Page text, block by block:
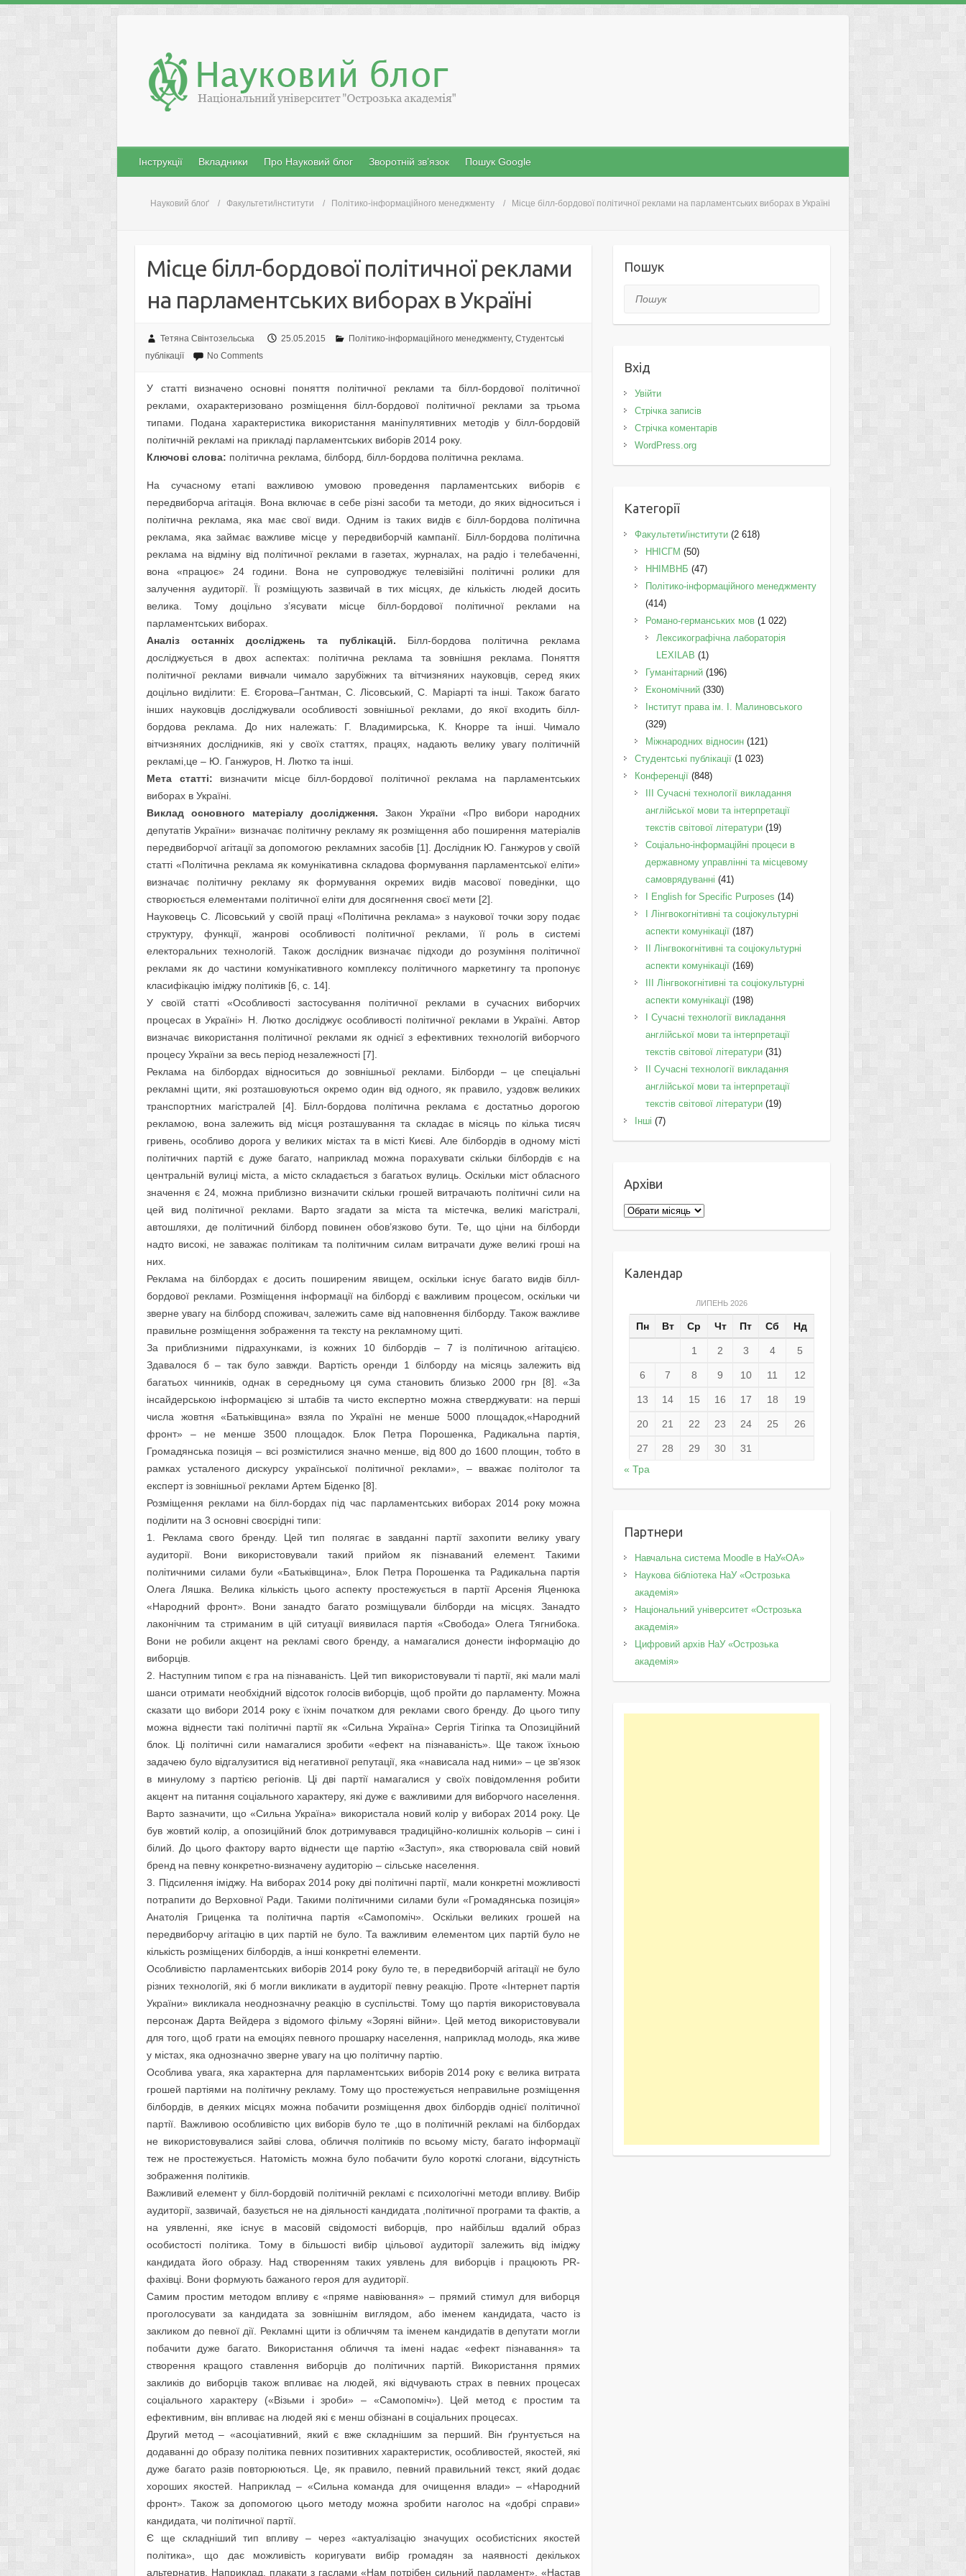
content
Інструкції Вкладники Про Науковий блог Зворотній зв’язок Пошук Google
Науковий блоґ Факультети/інститути Політико-інформаційного менеджменту Місце білл-бордової політичної реклами на парламентських виборах в Україні
Місце білл-бордової політичної реклами
на парламентських виборах в Україні
Тетяна Свінтозельська 25.05.2015 Політико-інформаційного менеджменту, Студентські
публікації
No Comments
У статті визначено основні поняття політичної реклами та білл-бордової політичної
реклами, охарактеризовано розміщення білл-бордової політичної реклами за трьома
типами. Подана характеристика використання маніпулятивних методів у білл-бордовій
політичній рекламі на прикладі парламентських виборів 2014 року.
Ключові слова: політична реклама, білборд, білл-бордова політична реклама.
На сучасному етапі важливою умовою проведення парламентських виборів є
передвиборча агітація. Вона включає в себе різні засоби та методи, до яких відноситься і
політична реклама, яка має свої види. Одним із таких видів є білл-бордова політична
реклама, яка займає важливе місце у передвиборчій кампанії. Білл-бордова політична
реклама на відміну від політичної реклами в газетах, журналах, на радіо і телебаченні,
вона «працює» 24 години. Вона не супроводжує телевізійні політичні ролики для
залучення аудиторії. Її розміщують зазвичай в тих місцях, де кількість людей досить
велика. Тому доцільно з’ясувати місце білл-бордової політичної реклами на
парламентських виборах.
Аналіз останніх досліджень та публікацій. Білл-бордова політична реклама
досліджується в двох аспектах: політична реклама та зовнішня реклама. Поняття
політичної реклами вивчали чимало зарубіжних та вітчизняних науковців, серед яких
доцільно виділити: Е. Єгорова–Гантман, С. Лісовський, С. Маріарті та інші. Також багато
інших науковців досліджували особливості зовнішньої реклами, до якої входить білл-
бордова реклама. До них належать: Г. Владимирська, К. Кнорре та інші. Чимало
вітчизняних дослідників, які у своїх статтях, працях, надають велику увагу політичній
рекламі,це – Ю. Ганжуров, Н. Лютко та інші.
Мета статті: визначити місце білл-бордової політичної реклама на парламентських
виборах в Україні.
Виклад основного матеріалу дослідження. Закон України «Про вибори народних
депутатів України» визначає політичну рекламу як розміщення або поширення матеріалів
передвиборчої агітації за допомогою рекламних засобів [1]. Дослідник Ю. Ганжуров у своїй
статті «Політична реклама як комунікативна складова формування парламентської еліти»
визначає політичну рекламу як формування окремих видів масової поведінки, що
створюється елементами політичної еліти для досягнення своєї мети [2].
Науковець С. Лісовський у своїй праці «Політична реклама» з наукової точки зору подає
структуру, функції, жанрові особливості політичної реклами, її роль в системі
електоральних технологій. Також дослідник визначає підходи до розуміння політичної
реклами як до частини комунікативного комплексу політичного маркетингу та пропонує
класифікацію іміджу політиків [6, с. 14].
У своїй статті «Особливості застосування політичної реклами в сучасних виборчих
процесах в Україні» Н. Лютко досліджує особливості політичної реклами в Україні. Автор
визначає використання політичної реклами як однієї з ефективних технологій виборчого
процесу України за весь період незалежності [7].
Реклама на білбордах відноситься до зовнішньої реклами. Білборди – це спеціальні
рекламні щити, які розташовуються окремо один від одного, як правило, уздовж великих
транспортних магістралей [4]. Білл-бордова політична реклама є достатньо дорогою
рекламою, вона залежить від місця розташування та складає в місяць по кілька тисяч
гривень, особливо дорога у великих містах та в місті Києві. Але білбордів в одному місті
політичних партій є дуже багато, наприклад можна порахувати скільки білбордів є на
центральній вулиці міста, а місто складається з багатьох вулиць. Оскільки міст обласного
значення є 24, можна приблизно визначити скільки грошей витрачають політичні сили на
цей вид політичної реклами. Варто згадати за міста та містечка, великі магістралі,
автошляхи, де політичний білборд повинен обов’язково бути. Те, що ціни на білборди
надто високі, не заважає політикам та політичним силам витрачати дуже великі гроші на
них.
Реклама на білбордах є досить поширеним явищем, оскільки існує багато видів білл-
бордової реклами. Розміщення інформації на білборді є важливим процесом, оскільки чи
зверне увагу на білборд споживач, залежить саме від наповнення білборду. Також важливе
правильне розміщення зображення та тексту на рекламному щиті.
За приблизними підрахунками, із кожних 10 білбордів – 7 із політичною агітацією.
Здавалося б – так було завжди. Вартість оренди 1 білборду на місяць залежить від
багатьох чинників, однак в середньому ця сума становить близько 2000 грн [8]. «За
інсайдерською інформацією зі штабів та чисто експертно можна стверджувати: на перші
числа жовтня «Батьківщина» взяла по Україні не менше 5000 площадок,«Народний
фронт» – не менше 3500 площадок. Блок Петра Порошенка, Радикальна партія,
Громадянська позиція – всі розмістилися значно менше, від 800 до 1600 площин, тобто в
рамках усталеного дискурсу української політичної реклами», – вважає політолог та
експерт із зовнішньої реклами Артем Біденко [8].
Розміщення реклами на білл-бордах під час парламентських виборах 2014 року можна
поділити на 3 основні своєрідні типи:
1. Реклама свого бренду. Цей тип полягає в завданні партії захопити велику увагу
аудиторії. Вони використовували такий прийом як пізнаваний елемент. Такими
політичними силами були «Батьківщина», Блок Петра Порошенка та Радикальна партія
Олега Ляшка. Велика кількість цього аспекту простежується в партії Арсенія Яценюка
«Народний фронт». Вони занадто багато розміщували білборди на місцях. Занадто
лаконічним та стриманим в цій ситуації виявилася партія «Свобода» Олега Тягнибока.
Вони не робили акцент на рекламі свого бренду, а намагалися донести інформацію до
виборців.
2. Наступним типом є гра на пізнаваність. Цей тип використовували ті партії, які мали малі
шанси отримати необхідний відсоток голосів виборців, щоб пройти до парламенту. Можна
сказати що вибори 2014 року є їхнім початком для реклами свого бренду. До цього типу
можна віднести такі політичні партії як «Сильна Україна» Сергія Тігіпка та Опозиційний
блок. Ці політичні сили намагалися зробити «ефект на пізнаваність». Ще також їхньою
задачею було відгалузитися від негативної репутації, яка «нависала над ними» – це зв’язок
в минулому з партією регіонів. Ці дві партії намагалися у своїх повідомлення робити
акцент на питання соціального характеру, які дуже є важливими для виборчого населення.
Варто зазначити, що «Сильна Україна» використала новий колір у виборах 2014 року. Це
був жовтий колір, а опозиційний блок дотримувався традиційно-колишніх кольорів – сині і
білий. До цього фактору варто віднести ще партію «Заступ», яка створювала свій новий
бренд на певну конкретно-визначену аудиторію – сільське населення.
3. Підсилення іміджу. На виборах 2014 року дві політичні партії, мали конкретні можливості
потрапити до Верховної Ради. Такими політичними силами були «Громадянська позиція»
Анатолія Гриценка та політична партія «Самопоміч». Оскільки великих грошей на
передвиборчу агітацію в цих партій не було. Та важливим елементом цих партій було не
кількість розміщених білбордів, а інші конкретні елементи.
Особливістю парламентських виборів 2014 року було те, в передвиборчій агітації не було
різних технологій, які б могли викликати в аудиторії певну реакцію. Проте «Інтернет партія
України» викликала неоднозначну реакцію в суспільстві. Тому що партія використовувала
персонаж Дарта Вейдера з відомого фільму «Зоряні війни». Цей метод використовували
для того, щоб грати на емоціях певного прошарку населення, наприклад молодь, яка живе
у містах, яка однозначно зверне увагу на цю політичну партію.
Особлива увага, яка характерна для парламентських виборів 2014 року є велика витрата
грошей партіями на політичну рекламу. Тому що простежується неправильне розміщення
білбордів, в деяких місцях можна побачити розміщення двох білбордів однієї політичної
партії. Важливою особливістю цих виборів було те ,що в політичній рекламі на білбордах
не використовувалися зайві слова, обличчя політиків по всьому місту, багато інформації
теж не простежується. Натомість можна було побачити було короткі слогани, відсутність
зображення політиків.
Важливий елемент у білл-бордовій політичній рекламі є психологічні методи впливу. Вибір
аудиторії, зазвичай, базується не на діяльності кандидата ,політичної програми та фактів, а
на уявленні, яке існує в масовій свідомості виборців, про найбільш вдалий образ
особистості політика. Тому в більшості вибір цільової аудиторії залежить від іміджу
кандидата його образу. Над створенням таких уявлень для виборців і працюють PR-
фахівці. Вони формують бажаного героя для аудиторії.
Самим простим методом впливу є «пряме навіювання» – прямий стимул для виборця
проголосувати за кандидата за зовнішнім виглядом, або іменем кандидата, часто із
закликом до певної дії. Рекламні щити із обличчям та іменем кандидатів в депутати могли
побачити дуже багато. Використання обличчя та імені надає «ефект пізнавання» та
створення кращого ставлення виборців до політичних партій. Використання прямих
закликів до виборців також впливає на людей, які відчувають страх в певних процесах
соціального характеру («Візьми і зроби» – «Самопоміч»). Цей метод є простим та
ефективним, він впливає на людей які є менш обізнані в соціальних процесах.
Другий метод – «асоціативний, який є вже складнішим за перший. Він ґрунтується на
додаванні до образу політика певних позитивних характеристик, особливостей, якостей, які
дуже багато разів повторюються. Це, як правило, певний правильний текст, який додає
хороших якостей. Наприклад – «Сильна команда для очищення влади» – «Народний
фронт». Також за допомогою цього методу можна зробити наголос на «добрі справи»
кандидата, чи політичної партії.
Є ще складніший тип впливу – через «актуалізацію значущих особистісних якостей
політика», що дає можливість коригувати вибір громадян за наявності декількох
альтернатив. Наприклад, плакати з гаслами «Нам потрібен сильний парламент», «Настав
Пошук
Пошук
Вхід
Увійти
Стрічка записів
Стрічка коментарів
WordPress.org
Категорії
Факультети/інститути(2 618)
ННІСГМ (50)
ННІМВНБ (47)
Політико-інформаційного менеджменту
(414)
Романо-германських мов(1 022)
Лексикографічна лабораторія
LEXILAB (1)
Гуманітарний(196)
Економічний(330)
Інститут права ім. І. Малиновського
(329)
Міжнародних відносин(121)
Студентські публікації(1 023)
Конференції(848)
III Сучасні технології викладання
англійської мови та інтерпретації
текстів світової літератури(19)
Соціально-інформаційні процеси в
державному управлінні та місцевому
самоврядуванні (41)
І English for Specific Purposes (14)
I Лінгвокогнітивні та соціокультурні
аспекти комунікації(187)
IІ Лінгвокогнітивні та соціокультурні
аспекти комунікації(169)
IІI Лінгвокогнітивні та соціокультурні
аспекти комунікації(198)
I Cучасні технології викладання
англійської мови та інтерпретації
текстів світової літератури(31)
II Cучасні технології викладання
англійської мови та інтерпретації
текстів світової літератури(19)
Інші (7)
Архіви
Архіви
Календар
ЛИПЕНЬ 2026
Пн Вт Ср Чт Пт Сб Нд
1 2 3 4 5
6 7 8 9 10 11 12
13 14 15 16 17 18 19
20 21 22 23 24 25 26
27 28 29 30
31
« Тра
Партнери
Навчальна система Moodle в НаУ«ОА»
Наукова бібліотека НаУ «Острозька
академія»
Національний університет «Острозька
академія»
Цифровий архів НаУ «Острозька
академія»